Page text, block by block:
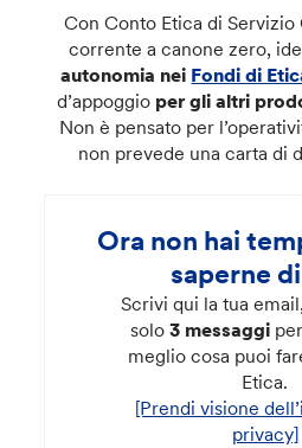
Con Conto Etica di Servizio
corrente a canone zero,
autonomia nei Fondi di
d’appoggioper gli altri
Non è pensato per
non prevede una carta di
Ora non hai
saperne
Scrivi qui la tua
solo 3 messaggi
meglio cosa puoi
Etica.
[Prendi visione
privacy]